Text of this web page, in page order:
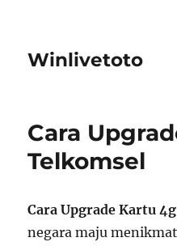
Winlivetoto
Cara
Telkomsel
Cara Upgrade Kartu
negara maju